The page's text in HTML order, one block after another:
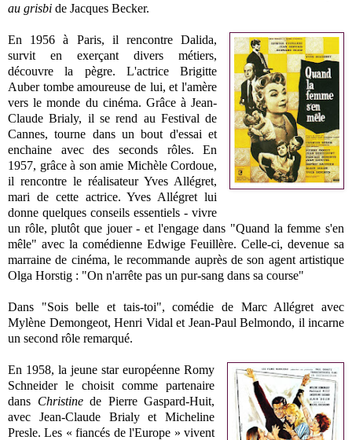
au grisbi de Jacques Becker.
En 1956 à Paris, il rencontre Dalida,
survit en exerçant divers métiers,
découvre la pègre. L'actrice Brigitte
Auber tombe amoureuse de lui, et l'amère
vers le monde du cinéma. Grâce à Jean-
Claude Brialy, il se rend au Festival de
Cannes, tourne dans un bout d'essai et
enchaine avec des seconds rôles. En
1957, grâce à son amie Michèle Cordoue,
il rencontre le réalisateur Yves Allégret,
mari de cette actrice. Yves Allégret lui
donne quelques conseils essentiels - vivre
un rôle, plutôt que jouer - et l'engage dans "Quand la femme s'en
mêle" avec la comédienne Edwige Feuillère. Celle-ci, devenue sa
marraine de cinéma, le recommande auprès de son agent artistique
Olga Horstig : "On n'arrête pas un pur-sang dans sa course"
Dans "Sois belle et tais-toi", comédie de Marc Allégret avec
Mylène Demongeot, Henri Vidal et Jean-Paul Belmondo, il incarne
un second rôle remarqué.
En 1958, la jeune star européenne Romy
Schneider le choisit comme partenaire
dans Christinede Pierre Gaspard-Huit,
avec Jean-Claude Brialy et Micheline
Presle. Les « fiancés de l'Europe » vivent